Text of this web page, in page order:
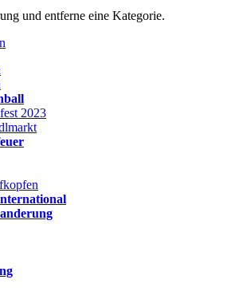
und entferne eine Kategorie.
2023